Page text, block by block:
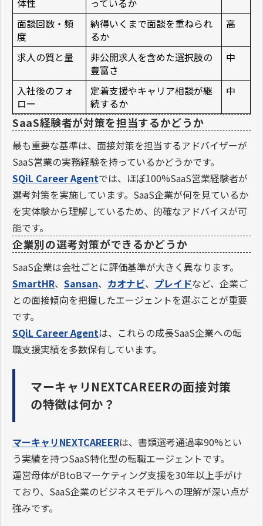
体性
っているか
面談回数・頻
度
納得いくまで面談を重ねられ
るか
高
求人の質と量
非公開求人を含めた選択肢の
豊富さ
中
入社後のフォ
ロー
定着支援やキャリア相談が継
続するか
中
SaaS経験者が対策を担当するかどうか
最も重要な基準は、面接対策を担当するアドバイザーが
SaaS営業の実務経験を持っているかどうかです。
SQiL Career Agentでは、ほぼ100%SaaS営業経験者が
選考対策を実施しています。SaaS企業が何を見ているか
を実体験から理解しているため、的確なアドバイスが可
能です。
企業別の選考対策ができるかどうか
SaaS企業は会社ごとに評価基準が大きく異なります。
SmartHR、 Sansan、 カオナビ、 プレイドなど、企業ご
との面接傾向を把握したエージェントを選ぶことが重要
です。
SQiL Career Agentは、これらの成長SaaS企業への転
職支援実績を多数保有しています。
マーキャリNEXTCAREERの面接対策
の特徴は何か？
マーキャリNEXTCAREERは、書類選考通過率90%とい
う実績を持つSaaS特化型の転職エージェントです。
運営母体がBtoBマーケティング支援を30年以上手がけ
ており、SaaS企業のビジネスモデルへの理解が深い点が
強みです。